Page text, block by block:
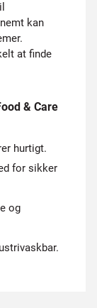
kan
at finde
& Care
hurtigt.
for sikker
og